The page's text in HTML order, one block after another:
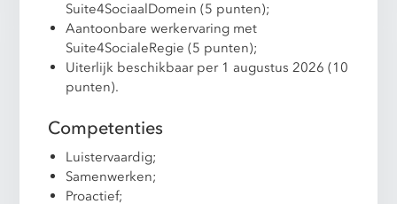
Suite4SociaalDomein (5 punten);
Aantoonbare werkervaring met
Suite4SocialeRegie (5 punten);
Uiterlijk beschikbaar per 1 augustus 2026 (10
punten).
Competenties
Luistervaardig;
Samenwerken;
Proactief;